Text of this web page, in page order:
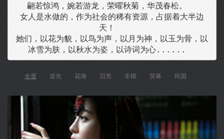
翩若惊鸿，婉若游龙，荣曜秋菊，华茂春松。
女人是水做的，作为社会的稀有资源，占据着大半边
天！
她们，以花为貌，以鸟为声，以月为神，以玉为骨，以
全显 逆光 花海 贝壳 车模 荧幕 民国